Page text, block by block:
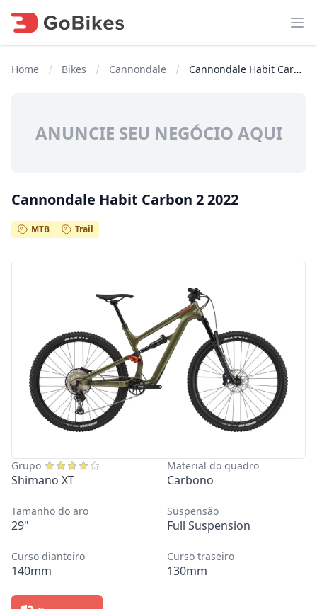
Home Bikes Cannondale Cannondale Habit Carbon 2 2022
ANUNCIE SEU NEGÓCIO AQUI
Cannondale Habit Carbon 2 2022
MTB Trail
Grupo
Shimano XT
Material do quadro
Carbono
Tamanho do aro
29"
Suspensão
Full Suspension
Curso dianteiro
140mm
Curso traseiro
130mm